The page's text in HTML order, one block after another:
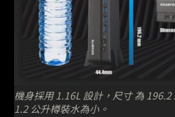
機身採用 1.16L 設計，尺寸 為
1.2 公升樽裝水為小。